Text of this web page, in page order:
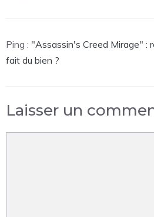
Ping : "Assassin's Creed Mirage" :
fait du bien ?
Laisser un